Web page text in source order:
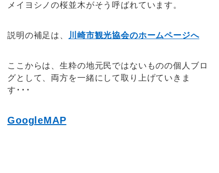
メイヨシノの桜並木がそう呼ばれています。
説明の補足は、 川崎市観光協会のホームページへ
ここからは、生粋の地元民ではないものの個人ブロ
グとして、両方を一緒にして取り上げていきま
す･･･
GoogleMAP